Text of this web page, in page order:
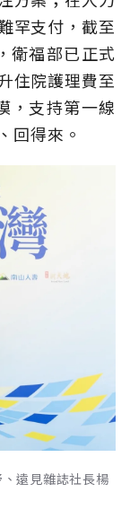
罕支付，截至
衛福部已正式
住院護理費至
，支持第一線
回得來。
遠見雜誌社長楊